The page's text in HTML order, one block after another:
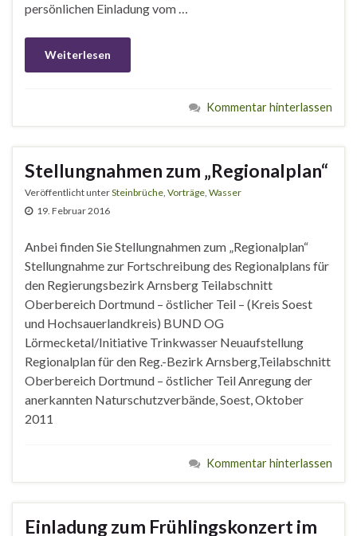
persönlichen Einladung vom …
Weiterlesen
Kommentar hinterlassen
Stellungnahmen zum „Regionalplan“
Veröffentlicht unterSteinbrüche, Vorträge, Wasser
19. Februar 2016
Anbei finden Sie Stellungnahmen zum „Regionalplan“
Stellungnahme zur Fortschreibung des Regionalplans für
den Regierungsbezirk Arnsberg Teilabschnitt
Oberbereich Dortmund – östlicher Teil – (Kreis Soest
und Hochsauerlandkreis) BUND OG
Lörmecketal/Initiative Trinkwasser Neuaufstellung
Regionalplan für den Reg.-Bezirk Arnsberg,Teilabschnitt
Oberbereich Dortmund – östlicher Teil Anregung der
anerkannten Naturschutzverbände, Soest, Oktober
2011
Kommentar hinterlassen
Einladung zum Frühlingskonzert im